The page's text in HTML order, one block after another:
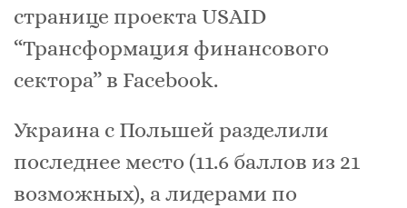
странице проекта USAID
“Трансформация финансового
сектора” в Facebook.
Украина с Польшей разделили
последнее место (11.6 баллов из 21
возможных), а лидерами по